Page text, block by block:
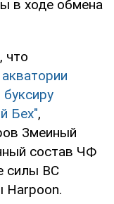
в ходе обмена
что
Бех",
Змеиный
состав ЧФ
силы ВС
Harpoon.